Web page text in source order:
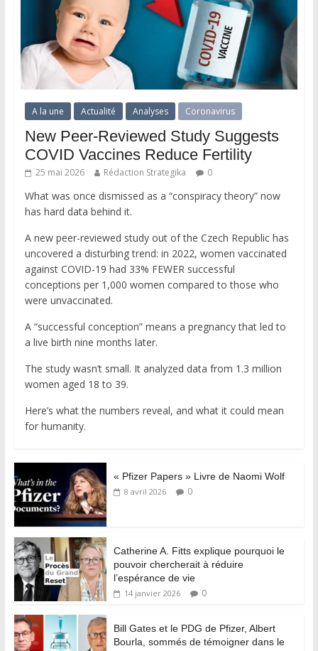
A la une Actualité Analyses Coronavirus
New Peer-Reviewed Study Suggests
COVID Vaccines Reduce Fertility
25 mai 2026 Rédaction Strategika 0
What was once dismissed as a “conspiracy theory” now
has hard data behind it.
A new peer-reviewed study out of the Czech Republic has
uncovered a disturbing trend: in 2022, women vaccinated
against COVID-19 had 33% FEWER successful
conceptions per 1,000 women compared to those who
were unvaccinated.
A “successful conception” means a pregnancy that led to
a live birth nine months later.
The study wasn’t small. It analyzed data from 1.3 million
women aged 18 to 39.
Here’s what the numbers reveal, and what it could mean
for humanity.
« Pfizer Papers » Livre de Naomi Wolf
8 avril 2026 0
Catherine A. Fitts explique pourquoi le
pouvoir chercherait à réduire
l’espérance de vie
14 janvier 2026 0
Bill Gates et le PDG de Pfizer, Albert
Bourla, sommés de témoigner dans le